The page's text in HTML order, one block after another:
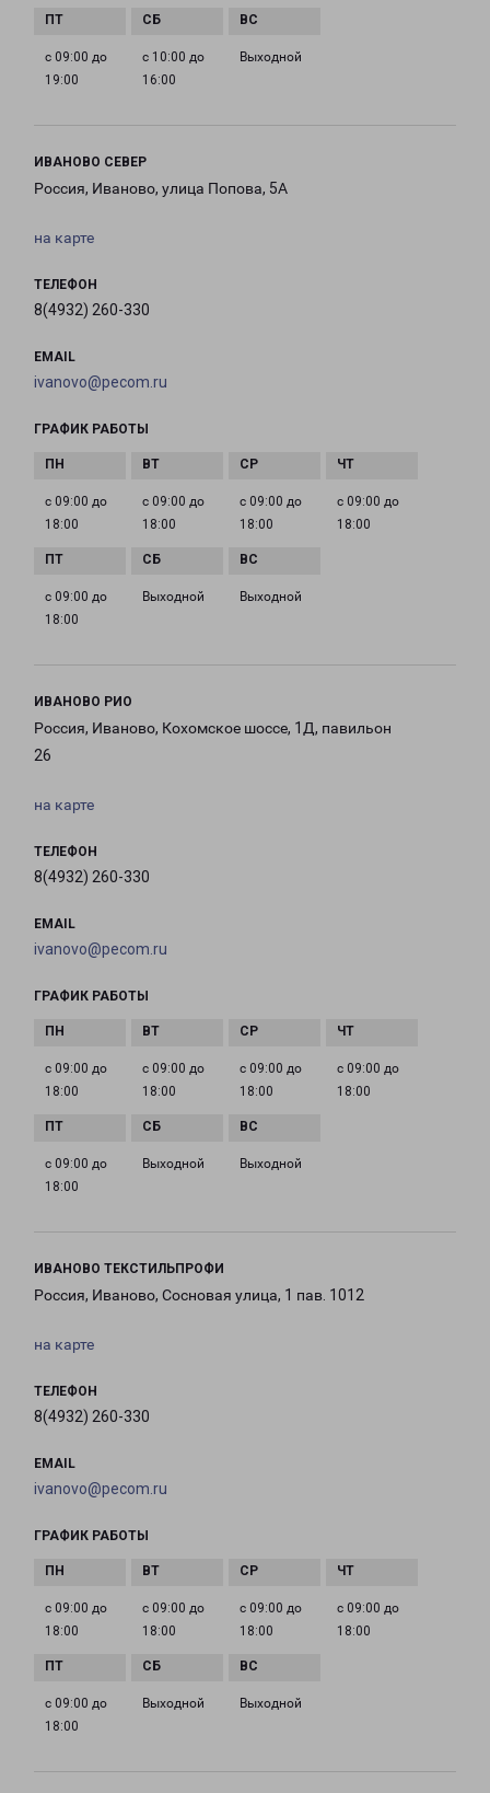
с 09:00 до
19:00
с 10:00 до
16:00
Выходной
ИВАНОВО СЕВЕР
Россия, Иваново, улица Попова, 5А
на карте
ТЕЛЕФОН
8(4932) 260-330
EMAIL
ivanovo@pecom.ru
ГРАФИК РАБОТЫ
с 09:00 до
18:00
с 09:00 до
18:00
с 09:00 до
18:00
с 09:00 до
18:00
с 09:00 до
18:00
Выходной Выходной
ИВАНОВО РИО
Россия, Иваново, Кохомское шоссе, 1Д, павильон
26
на карте
ТЕЛЕФОН
8(4932) 260-330
EMAIL
ivanovo@pecom.ru
ГРАФИК РАБОТЫ
с 09:00 до
18:00
с 09:00 до
18:00
с 09:00 до
18:00
с 09:00 до
18:00
с 09:00 до
18:00
Выходной Выходной
ИВАНОВО ТЕКСТИЛЬПРОФИ
Россия, Иваново, Сосновая улица, 1 пав. 1012
на карте
ТЕЛЕФОН
8(4932) 260-330
EMAIL
ivanovo@pecom.ru
ГРАФИК РАБОТЫ
с 09:00 до
18:00
с 09:00 до
18:00
с 09:00 до
18:00
с 09:00 до
18:00
с 09:00 до
18:00
Выходной Выходной